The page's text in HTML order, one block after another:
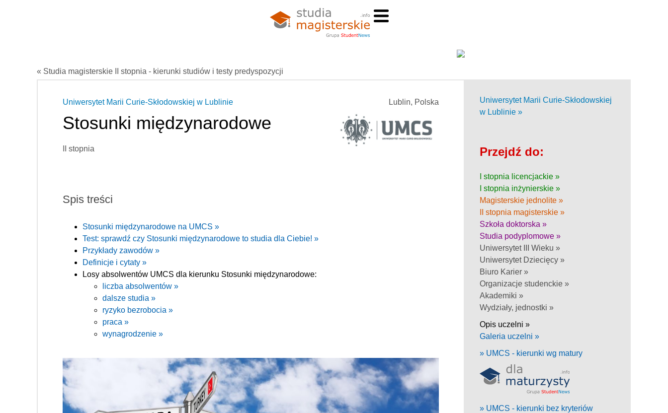
« Studia magisterskie II stopnia - kierunki studiów i testy predyspozycji
Lublin, Polska
Uniwersytet Marii Curie-Skłodowskiej w Lublinie
Stosunki międzynarodowe
II stopnia
Spis treści
Stosunki międzynarodowe na UMCS »
Test: sprawdź czy Stosunki międzynarodowe to studia dla Ciebie! »
Przykłady zawodów »
Definicje i cytaty »
Losy absolwentów UMCS dla kierunku Stosunki międzynarodowe:
liczba absolwentów »
dalsze studia »
ryzyko bezrobocia »
praca »
wynagrodzenie »
Uniwersytet Marii Curie-Skłodowskiej
w Lublinie »
Przejdź do:
I stopnia licencjackie »
I stopnia inżynierskie »
Magisterskie jednolite »
II stopnia magisterskie »
Szkoła doktorska »
Studia podyplomowe »
Uniwersytet III Wieku »
Uniwersytet Dziecięcy »
Biuro Karier »
Organizacje studenckie »
Akademiki »
Wydziały, jednostki »
Opis uczelni »
Galeria uczelni »
» UMCS - kierunki wg matury
» UMCS - kierunki bez kryteriów